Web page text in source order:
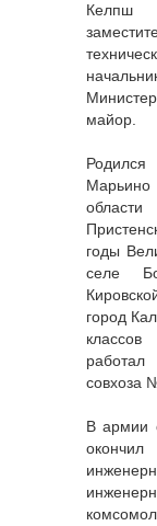
Келпш
майор.
годы
селе
город
совхоза
В армии